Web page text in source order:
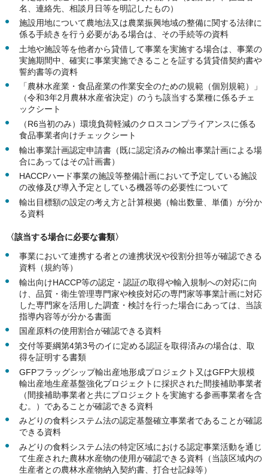
名、連絡先、相談月日等を明記したもの）
施設用地について農地法又は農業振興地域の整備に関する法律に
係る手続きを行う必要がある場合は、その手続等の資料
土地や施設等を他者から貸借して事業を実施する場合は、事業の
実施期間中、確実に事業実施できることを証する賃貸借契約書や
誓約書等の資料
「農林水産業・食品産業の作業安全のための規範（個別規範）」
（令和3年2月農林水産省決定）のうち該当する業種に係るチェ
ックシート
（R6当初のみ）環境負荷軽減のクロスコンプライアンスに係る
食品事業者向けチェックシート
輸出事業計画認定申請書（既に認定済みの輸出事業計画による場
合にあってはその計画書）
HACCPハード事業の施設等整備計画において予定している施設
の改修及び導入予定としている機器等の必要性について
輸出目標額の設定の考え方と計算根拠（輸出数量、単価）が分か
る資料
〈該当する場合に必要な書類〉
事業において連携する者との連携状況や役割分担等が確認できる
資料（規約等）
輸出向けHACCP等の認定・認証の取得や輸入規制への対応に向
け、品質・衛生管理専門家や検疫対応の専門家等事業計画に対応
した専門家を活用した調査・検討を行った場合にあっては、当該
指導内容等が分かる書面
国産原料の使用割合が確認できる資料
交付等要綱第4第3号のイに定める認証を取得済みの場合は、取
得を証明する書類
GFPフラッグシップ輸出産地形成プロジェクト又はGFP大規模
輸出産地生産基盤強化プロジェクトに採択された間接補助事業者
（間接補助事業者と共にプロジェクトを実施する参画事業者を含
む。）であることが確認できる資料
みどりの食料システム法の認定基盤確立事業者であることが確認
できる資料
みどりの食料システム法の特定区域における認定事業活動を通じ
て生産された農林水産物の使用が確認できる資料（当該区域内の
生産者との農林水産物納入契約書、打合せ記録等）